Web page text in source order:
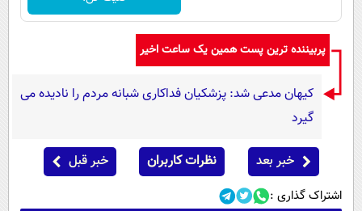
پربیننده ترین پست همین یک ساعت اخیر
کیهان مدعی شد: پزشکیان فداکاری شبانه مردم را نادیده می
گیرد
خبر بعد نظرات کاربران خبر قبل
اشتراک گذاری :